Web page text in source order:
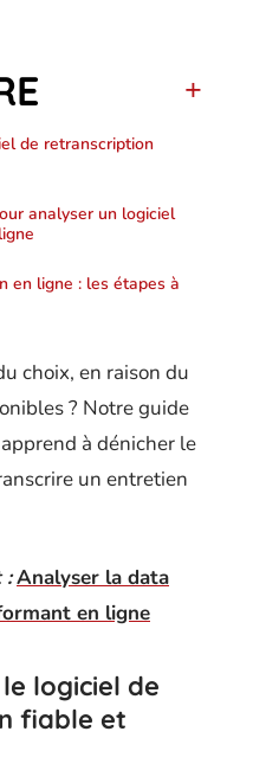
de retranscription
analyser un logiciel
en ligne : les étapes à
choix, en raison du
? Notre guide
à dénicher le
un entretien
:Analyser la data
en ligne
logiciel de
fiable et